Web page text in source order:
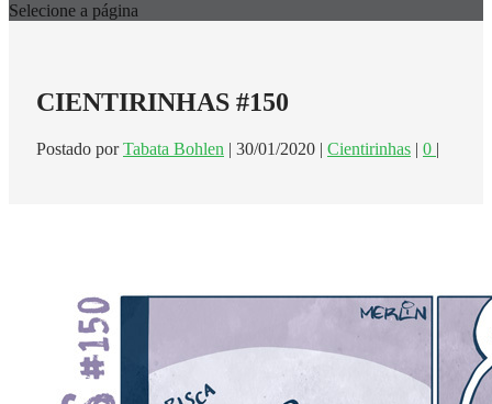
Selecione a página
CIENTIRINHAS #150
Postado porTabata Bohlen | 30/01/2020 | Cientirinhas | 0 |